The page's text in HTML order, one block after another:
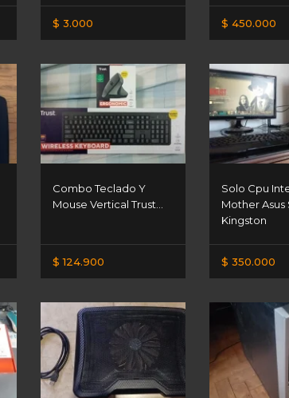
$ 3.000 $ 450.000
Combo Teclado Y
Mouse Vertical Trust...
$ 124.900
Solo Cpu
Mother Asus
Kingston
$ 350.000